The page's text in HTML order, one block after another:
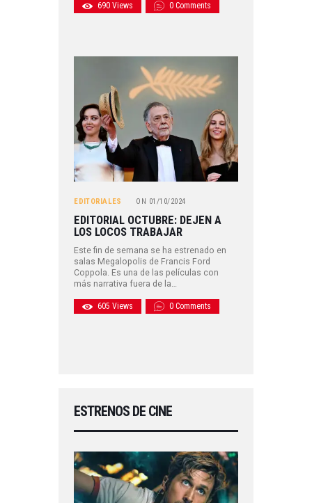
690 Views 0 Comments
EDITORIALES ON 01/10/2024
EDITORIAL OCTUBRE: DEJEN A
LOS LOCOS TRABAJAR
Este fin de semana se ha estrenado en
salas Megalopolis de Francis Ford
Coppola. Es una de las películas con
más narrativa fuera de la…
605 Views 0 Comments
ESTRENOS DE CINE